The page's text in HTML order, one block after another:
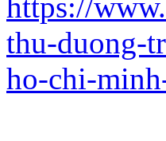
https://
thu-duong-
ho-chi-